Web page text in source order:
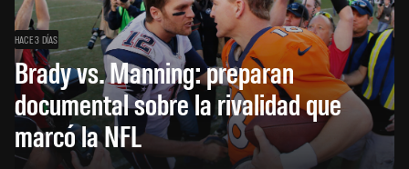
HACE 3 DÍAS
Brady vs. Manning: preparan
documental sobre la rivalidad que
marcó la NFL